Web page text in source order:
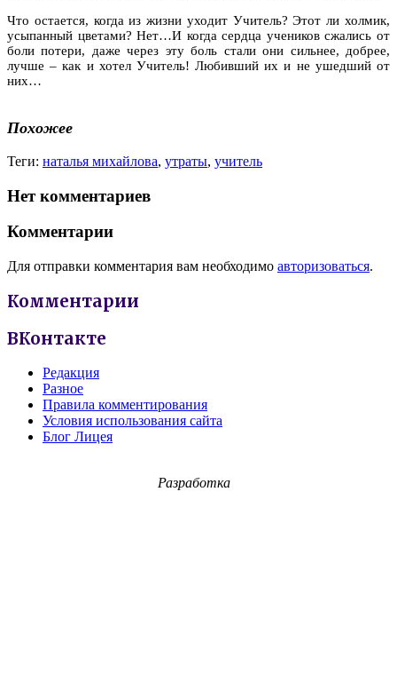
Что остается, когда из жизни уходит Учитель? Этот ли холмик,
усыпанный цветами? Нет…И когда сердца учеников сжались от
боли потери, даже через эту боль стали они сильнее, добрее,
лучше – как и хотел Учитель! Любивший их и не ушедший от
них…
Похожее
Теги: наталья михайлова, утраты, учитель
Нет комментариев
Комментарии
Для отправки комментария вам необходимо авторизоваться.
Комментарии
ВКонтакте
Редакция
Разное
Правила комментирования
Условия использования сайта
Блог Лицея
Разработка